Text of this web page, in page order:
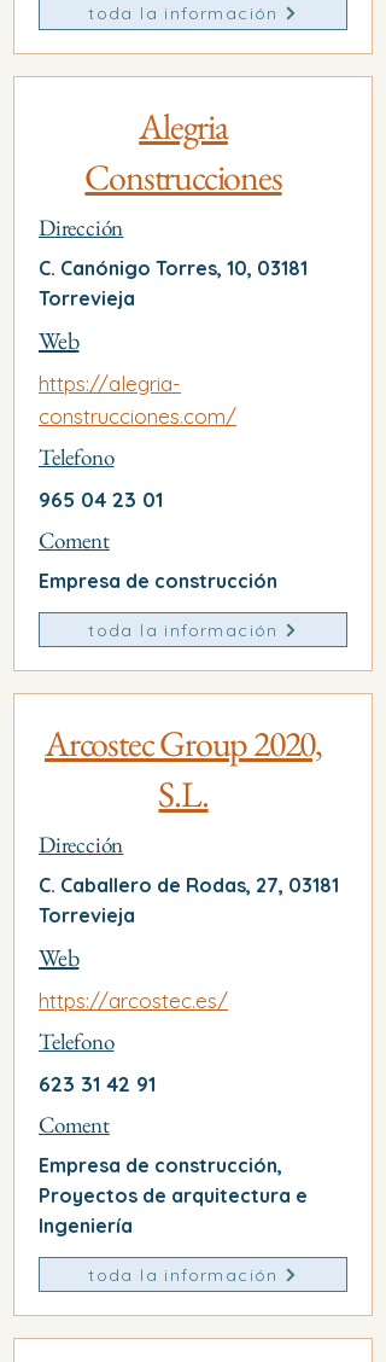
toda la información
Alegria
Construcciones
Dirección
C. Canónigo Torres, 10, 03181
Torrevieja
Web
https://alegria-
construcciones.com/
Telefono
965 04 23 01
Coment
Empresa de construcción
toda la información
Arcostec Group 2020,
S.L.
Dirección
C. Caballero de Rodas, 27, 03181
Torrevieja
Web
https://arcostec.es/
Telefono
623 31 42 91
Coment
Empresa de construcción,
Proyectos de arquitectura e
Ingeniería
toda la información